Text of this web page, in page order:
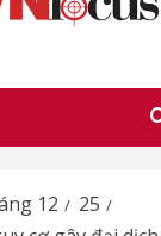
12
25